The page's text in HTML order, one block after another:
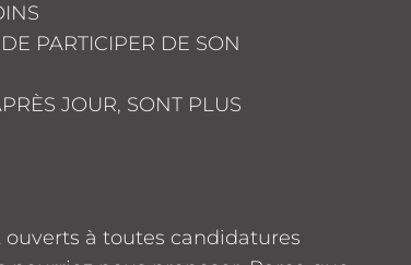
PARTICIPER DE SON
JOUR, SONT PLUS
à toutes candidatures